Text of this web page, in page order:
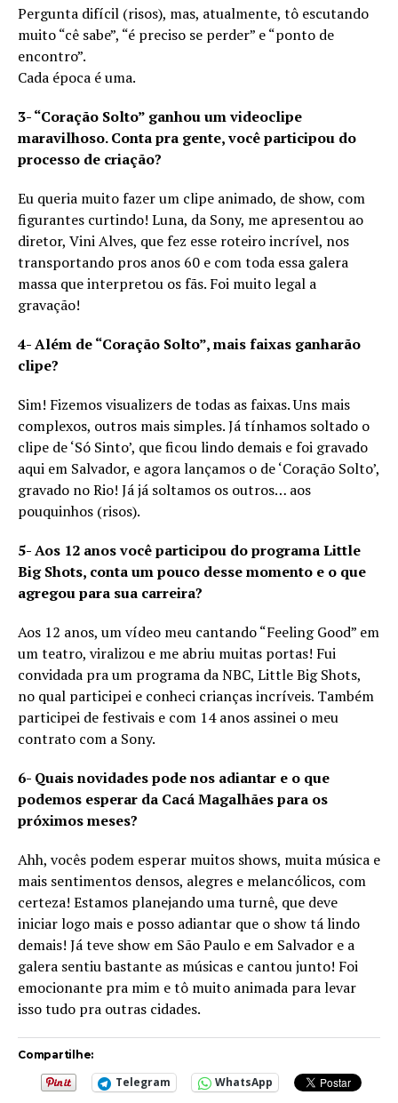
Pergunta difícil (risos), mas, atualmente, tô escutando
muito “cê sabe”, “é preciso se perder” e “ponto de
encontro”.
Cada época é uma.
3- “Coração Solto” ganhou um videoclipe
maravilhoso. Conta pra gente, você participou do
processo de criação?
Eu queria muito fazer um clipe animado, de show, com
figurantes curtindo! Luna, da Sony, me apresentou ao
diretor, Vini Alves, que fez esse roteiro incrível, nos
transportando pros anos 60 e com toda essa galera
massa que interpretou os fãs. Foi muito legal a
gravação!
4- Além de “Coração Solto”, mais faixas ganharão
clipe?
Sim! Fizemos visualizers de todas as faixas. Uns mais
complexos, outros mais simples. Já tínhamos soltado o
clipe de ‘Só Sinto’, que ficou lindo demais e foi gravado
aqui em Salvador, e agora lançamos o de ‘Coração Solto’,
gravado no Rio! Já já soltamos os outros… aos
pouquinhos (risos).
5- Aos 12 anos você participou do programa Little
Big Shots, conta um pouco desse momento e o que
agregou para sua carreira?
Aos 12 anos, um vídeo meu cantando “Feeling Good” em
um teatro, viralizou e me abriu muitas portas! Fui
convidada pra um programa da NBC, Little Big Shots,
no qual participei e conheci crianças incríveis. Também
participei de festivais e com 14 anos assinei o meu
contrato com a Sony.
6- Quais novidades pode nos adiantar e o que
podemos esperar da Cacá Magalhães para os
próximos meses?
Ahh, vocês podem esperar muitos shows, muita música e
mais sentimentos densos, alegres e melancólicos, com
certeza! Estamos planejando uma turnê, que deve
iniciar logo mais e posso adiantar que o show tá lindo
demais! Já teve show em São Paulo e em Salvador e a
galera sentiu bastante as músicas e cantou junto! Foi
emocionante pra mim e tô muito animada para levar
isso tudo pra outras cidades.
Compartilhe:
Telegram WhatsApp